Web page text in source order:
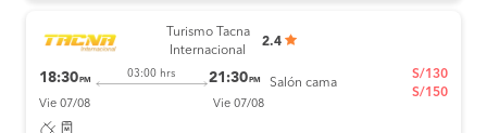
Turismo Tacna
Internacional
2.4
18:30PM
03:00 hrs 21:30PM
Vie 07/08 Vie 07/08
Salón cama
S/130
S/150